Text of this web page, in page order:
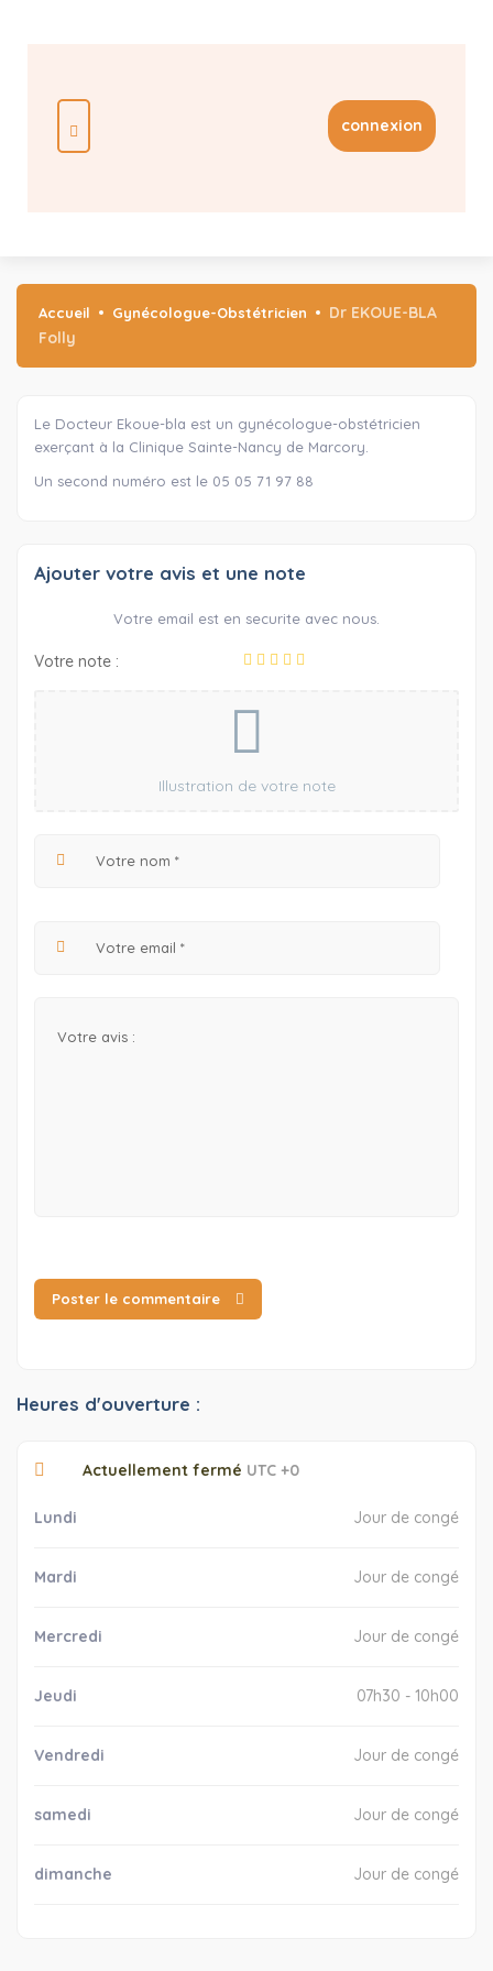
connexion
Accueil Gynécologue-Obstétricien
Dr EKOUE-BLA
Folly
Le Docteur Ekoue-bla est un gynécologue-obstétricien
exerçant à la Clinique Sainte-Nancy de Marcory.
Un second numéro est le 05 05 71 97 88
Ajouter votre avis et une note
Votre email est en securite avec nous.
Votre note :
Illustration de votre note
Poster le commentaire
Heures d'ouverture :
Actuellement fermé UTC +0
Lundi Jour de congé
Mardi Jour de congé
Mercredi Jour de congé
Jeudi 07h30 - 10h00
Vendredi Jour de congé
samedi Jour de congé
dimanche Jour de congé